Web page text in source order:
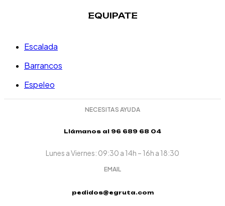
EQUIPATE
Escalada
Barrancos
Espeleo
NECESITAS AYUDA
Llámanos al 96 689 68 04
Lunes a Viernes: 09:30 a 14h – 16h a 18:30
EMAIL
pedidos@egruta.com